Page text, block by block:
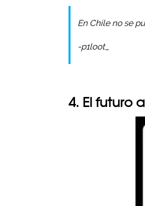
En Chile no se
-p1loot_
4. El futuro